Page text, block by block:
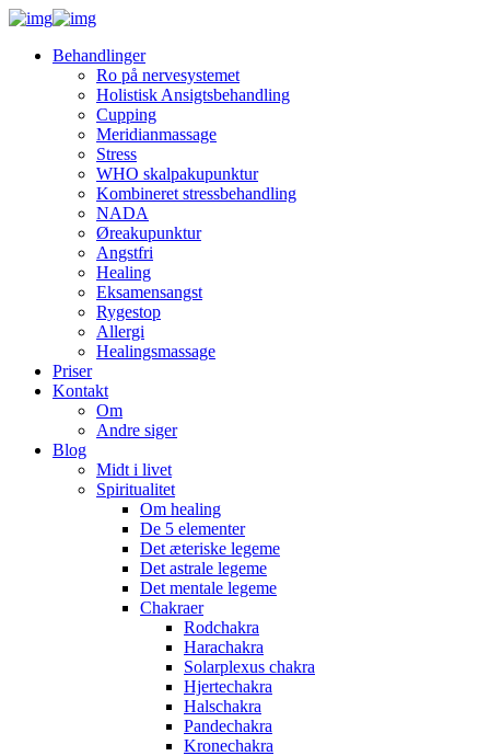
Behandlinger
Ro på nervesystemet
Holistisk Ansigtsbehandling
Cupping
Meridianmassage
Stress
WHO skalpakupunktur
Kombineret stressbehandling
NADA
Øreakupunktur
Angstfri
Healing
Eksamensangst
Rygestop
Allergi
Healingsmassage
Priser
Kontakt
Om
Andre siger
Blog
Midt i livet
Spiritualitet
Om healing
De 5 elementer
Det æteriske legeme
Det astrale legeme
Det mentale legeme
Chakraer
Rodchakra
Harachakra
Solarplexus chakra
Hjertechakra
Halschakra
Pandechakra
Kronechakra